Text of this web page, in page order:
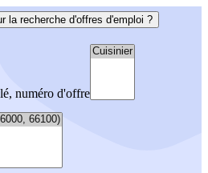
la recherche d'offres d'emploi ?
numéro d'offre